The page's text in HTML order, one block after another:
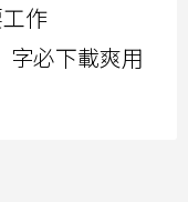
作
字必下載爽用